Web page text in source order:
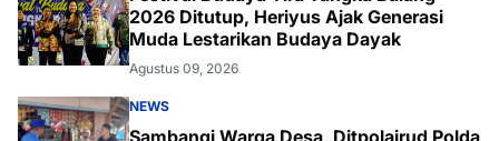
2026 Ditutup, Heriyus Ajak Generasi
Muda Lestarikan Budaya Dayak
Agustus 09, 2026
NEWS